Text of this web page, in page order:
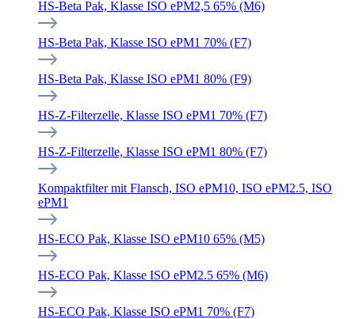
HS-Beta Pak, Klasse ISO ePM2,5 65% (M6)
HS-Beta Pak, Klasse ISO ePM1 70% (F7)
HS-Beta Pak, Klasse ISO ePM1 80% (F9)
HS-Z-Filterzelle, Klasse ISO ePM1 70% (F7)
HS-Z-Filterzelle, Klasse ISO ePM1 80% (F7)
Kompaktfilter mit Flansch, ISO ePM10, ISO ePM2.5, ISO
ePM1
HS-ECO Pak, Klasse ISO ePM10 65% (M5)
HS-ECO Pak, Klasse ISO ePM2.5 65% (M6)
HS-ECO Pak, Klasse ISO ePM1 70% (F7)